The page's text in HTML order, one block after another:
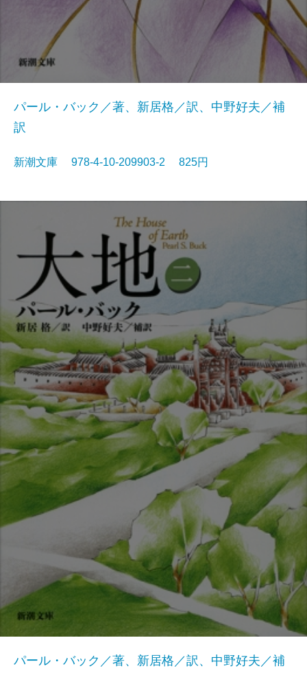
パール・バック／著、新居格／訳、中野好夫／補
訳
新潮文庫 978-4-10-209903-2 825円
パール・バック／著、新居格／訳、中野好夫／補